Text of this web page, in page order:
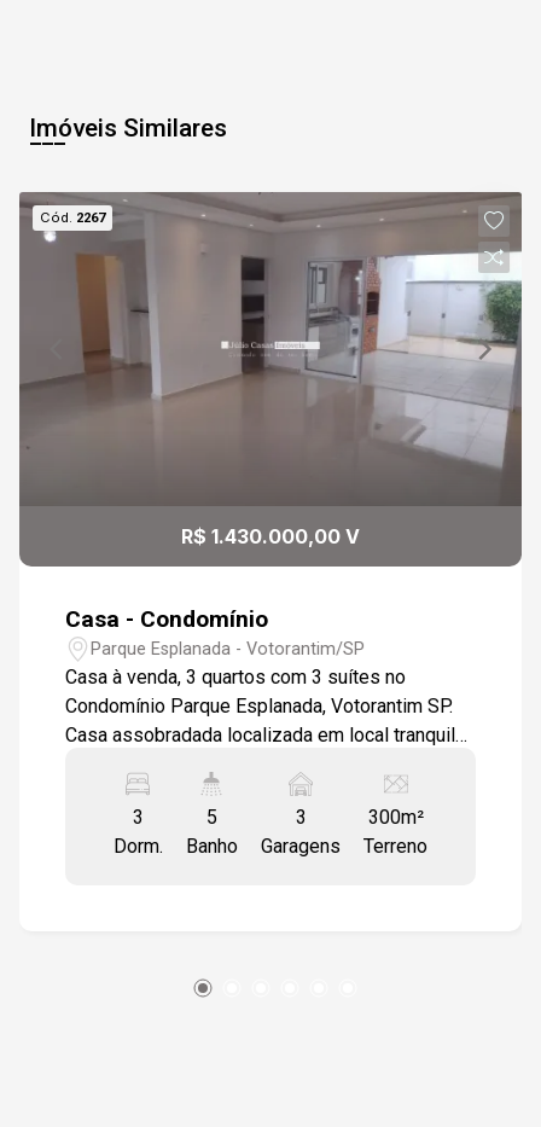
Imóveis Similares
Cód. 2267
R$ 1.430.000,00 V
Casa - Condomínio
Parque Esplanada - Votorantim/SP
Casa à venda, 3 quartos com 3 suítes no
Condomínio Parque Esplanada, Votorantim SP.
Casa assobradada localizada em local tranquilo
aconchegante sala em dois ambientes com piso
revestido em porcelanato polido 60x60cm, com
teto todo rodeado por sanca e luminárias de
cooktop, coifa em inox e armários planejados de
3
Dorm.
5
Banho
3
Garagens
300m²
Terreno